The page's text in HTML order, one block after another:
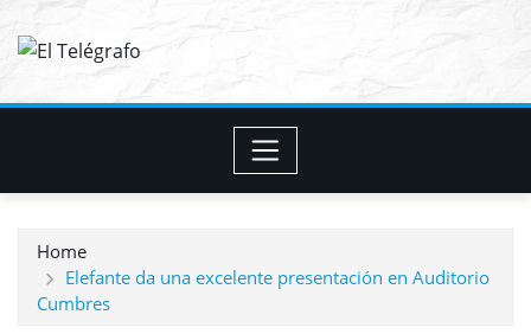
Home
Elefante da una excelente presentación en Auditorio
Cumbres